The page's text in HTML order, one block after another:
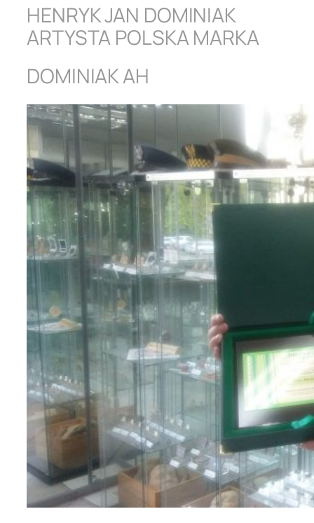
HENRYK JAN DOMINIAK
ARTYSTA POLSKA MARKA
DOMINIAK AH